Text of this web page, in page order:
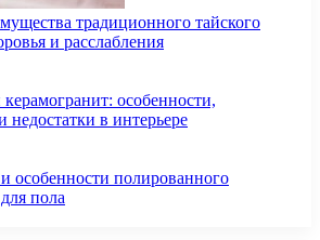
традиционного тайского
и расслабления
особенности,
недостатки в интерьере
особенности полированного
пола